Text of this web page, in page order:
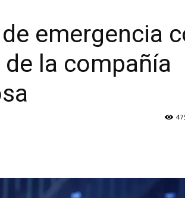
emergencia
la compañía